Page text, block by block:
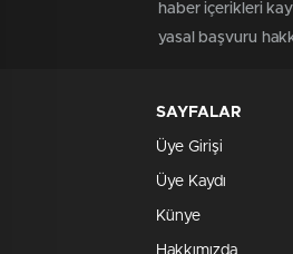
haber içerikleri
yasal başvuru
SAYFALAR
Üye Girişi
Üye Kaydı
Künye
Hakkımızda